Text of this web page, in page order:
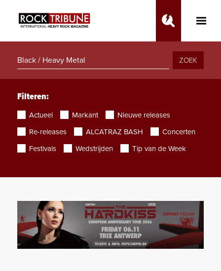
Toggle
ZOEK
Filteren:
Actueel Markant
Nieuwe releases
Re-releases
ALCATRAZ BASH
Concerten
Festivals
Wedstrijden Tip van de Week